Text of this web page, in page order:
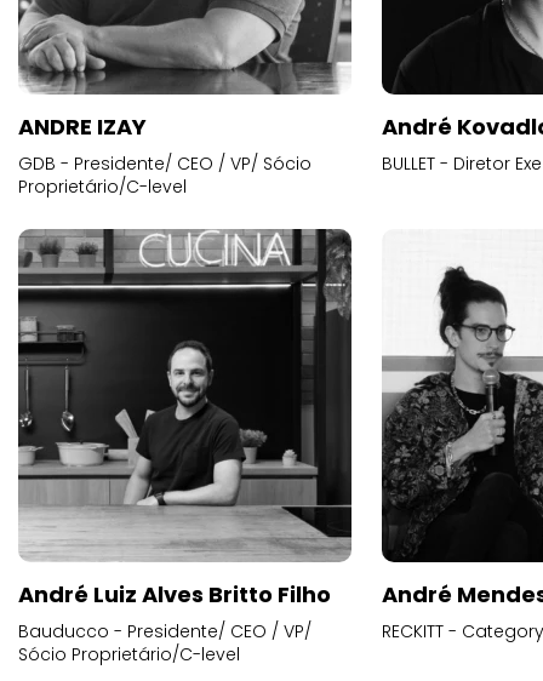
ANDRE IZAY
GDB - Presidente/ CEO / VP/ Sócio
Proprietário/C-level
André
BULLET - Diretor
André Luiz Alves Britto Filho
Bauducco - Presidente/ CEO / VP/
Sócio Proprietário/C-level
André
RECKITT -